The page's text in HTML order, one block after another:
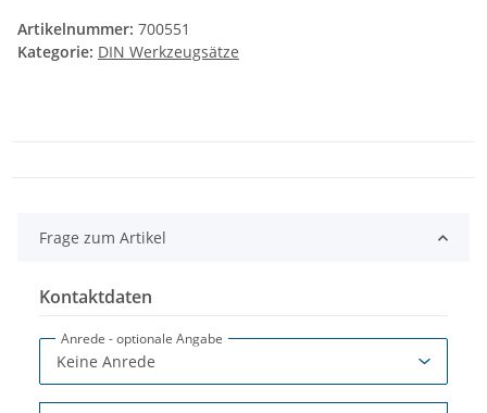
Artikelnummer: 700551
Kategorie: DIN Werkzeugsätze
Frage zum Artikel
Kontaktdaten
Anrede - optionale Angabe